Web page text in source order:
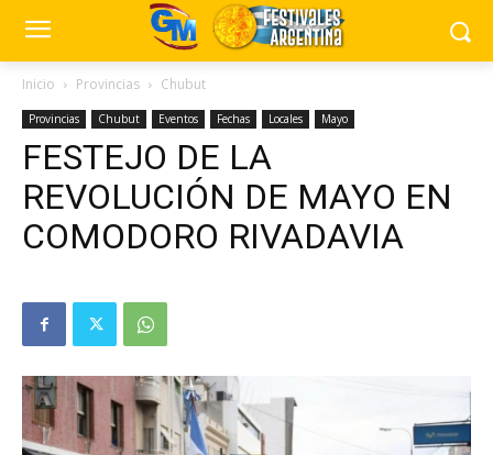
Inicio Provincias Chubut
Provincias Chubut Eventos Fechas Locales Mayo
FESTEJO DE LA
REVOLUCIÓN DE MAYO EN
COMODORO RIVADAVIA